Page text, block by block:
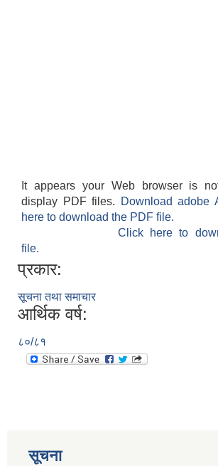
It appears your Web browser is
display PDF files.
Download adobe
here to download the PDF file.
Click here to
file.
प्रकार:
सूचना तथा समाचार
आर्थिक वर्ष:
८०/८१
सूचना